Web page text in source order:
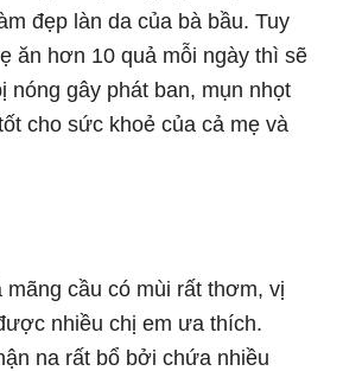
đẹp làn da của bà bầu. Tuy
ăn hơn 10 quả mỗi ngày thì sẽ
nóng gây phát ban, mụn nhọt
cho sức khoẻ của cả mẹ và
mãng cầu có mùi rất thơm, vị
nhiều chị em ưa thích.
na rất bổ bởi chứa nhiều